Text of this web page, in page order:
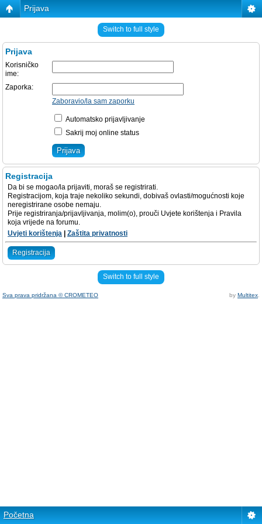
Prijava
Switch to full style
Prijava
Korisničko
ime:
Zaporka:
Zaboravio/la sam zaporku
Automatsko prijavljivanje
Sakrij moj online status
Registracija
Da bi se mogao/la prijaviti, moraš se registrirati.
Registracijom, koja traje nekoliko sekundi, dobivaš ovlasti/mogućnosti koje
neregistrirane osobe nemaju.
Prije registriranja/prijavljivanja, molim(o), prouči Uvjete korištenja i Pravila
koja vrijede na forumu.
Uvjeti korištenja
Zaštita privatnosti
Registracija
Switch to full style
Sva prava pridržana © CROMETEO by Multitex
Početna